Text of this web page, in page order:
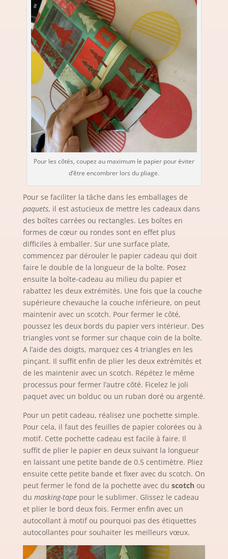
Pour les côtés, coupez au maximum le papier pour éviter
d’être encombrer lors du pliage.
Pour se faciliter la tâche dans les emballages de
paquets, il est astucieux de mettre les cadeaux dans
des boîtes carrées ou rectangles. Les boîtes en
formes de cœur ou rondes sont en effet plus
difficiles à emballer. Sur une surface plate,
commencez par dérouler le papier cadeau qui doit
faire le double de la longueur de la boîte. Posez
ensuite la boîte-cadeau au milieu du papier et
rabattez les deux extrémités. Une fois que la couche
supérieure chevauche la couche inférieure, on peut
maintenir avec un scotch. Pour fermer le côté,
poussez les deux bords du papier vers intérieur. Des
triangles vont se former sur chaque coin de la boîte.
A l’aide des doigts, marquez ces 4 triangles en les
pinçant. Il suffit enfin de plier les deux extrémités et
de les maintenir avec un scotch. Répétez le même
processus pour fermer l’autre côté. Ficelez le joli
paquet avec un bolduc ou un ruban doré ou argenté.
Pour un petit cadeau, réalisez une pochette simple.
Pour cela, il faut des feuilles de papier colorées ou à
motif. Cette pochette cadeau est facile à faire. Il
suffit de plier le papier en deux suivant la longueur
en laissant une petite bande de 0.5 centimètre. Pliez
ensuite cette petite bande et fixer avec du scotch. On
peut fermer le fond de la pochette avec du scotch ou
du masking-tapepour le sublimer. Glissez le cadeau
et plier le bord deux fois. Fermer enfin avec un
autocollant à motif ou pourquoi pas des étiquettes
autocollantes pour souhaiter les meilleurs vœux.